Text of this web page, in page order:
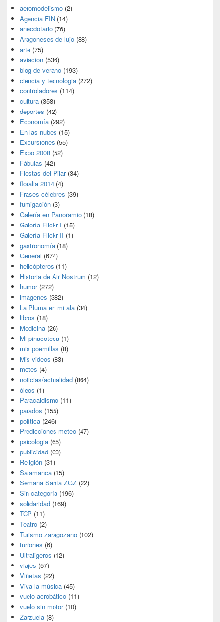
aeromodelismo (2)
Agencia FIN (14)
anecdotario (76)
Aragoneses de lujo (88)
arte (75)
aviacion (536)
blog de verano (193)
ciencia y tecnologia (272)
controladores (114)
cultura (358)
deportes (42)
Economía (292)
En las nubes (15)
Excursiones (55)
Expo 2008 (52)
Fábulas (42)
Fiestas del Pilar(34)
floralia 2014 (4)
Frases célebres (39)
fumigación (3)
Galería en Panoramio (18)
Galería Flickr I (15)
Galería Flickr II (1)
gastronomía (18)
General (674)
helicópteros (11)
Historia de Air Nostrum (12)
humor(272)
imagenes (382)
La Pluma en mi ala (34)
libros (18)
Medicina (26)
Mi pinacoteca (1)
mis poemillas (8)
Mis videos (83)
motes (4)
noticias/actualidad (864)
óleos (1)
Paracaidismo (11)
parados (155)
política (246)
Predicciones meteo (47)
psicologia (65)
publicidad (63)
Religión (31)
Salamanca (15)
Semana Santa ZGZ (22)
Sin categoría (196)
solidaridad (169)
TCP (11)
Teatro (2)
Turismo zaragozano (102)
turrones (6)
Ultraligeros (12)
viajes (57)
Viñetas (22)
Viva la música (45)
vuelo acrobático (11)
vuelo sin motor(10)
Zarzuela (8)